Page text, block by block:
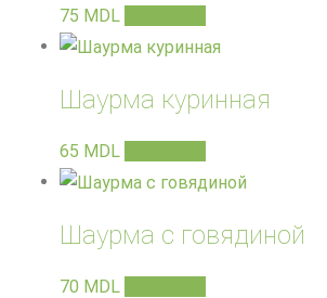
75 MDL
Шаурма куринная
65 MDL
Шаурма с говядиной
70 MDL